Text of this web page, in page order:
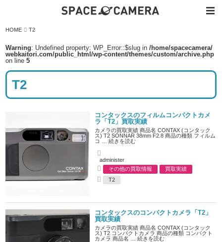
ス
キ
ッ
HOME T2
Warning: Undefined property: WP_Error::$slug in/home/spacecamera/
webkaitori.com/public_html/wp-content/themes/custom/archive.php
on line5
T2
コンタックスのフィルムコンパクトカメ
ラ「T2」買取実績
カメラの買取実績 商品名 CONTAX (コンタック
ス) T2 SONNAR 38mm F2.8 商品の種類 フィルム
コ …続きを読む
A
u
h
o
administer
C
a
g
o
r
i
e
s
その他の買取情報 買取実績
g
T2
コンタックスのコンパクトカメラ「T2」
買取実績
カメラの買取実績 商品名 CONTAX (コンタック
ス) T2 コンパクトカメラ 商品の種類 コンパクト
カメラ 商品名 …続きを読む